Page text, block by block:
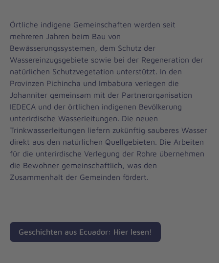
Örtliche indigene Gemeinschaften werden seit
mehreren Jahren beim Bau von
Bewässerungssystemen, dem Schutz der
Wassereinzugsgebiete sowie bei der Regeneration der
natürlichen Schutzvegetation unterstützt. In den
Provinzen Pichincha und Imbabura verlegen die
Johanniter gemeinsam mit der Partnerorganisation
IEDECA und der örtlichen indigenen Bevölkerung
unterirdische Wasserleitungen. Die neuen
Trinkwasserleitungen liefern zukünftig sauberes Wasser
direkt aus den natürlichen Quellgebieten. Die Arbeiten
für die unterirdische Verlegung der Rohre übernehmen
die Bewohner gemeinschaftlich, was den
Zusammenhalt der Gemeinden fördert.
Geschichten aus Ecuador: Hier lesen!